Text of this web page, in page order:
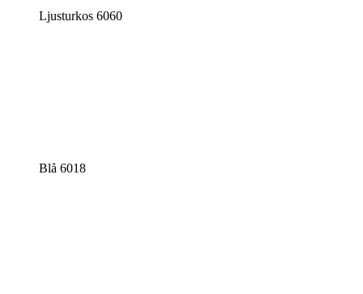
Ljusturkos 6060
Blå 6018